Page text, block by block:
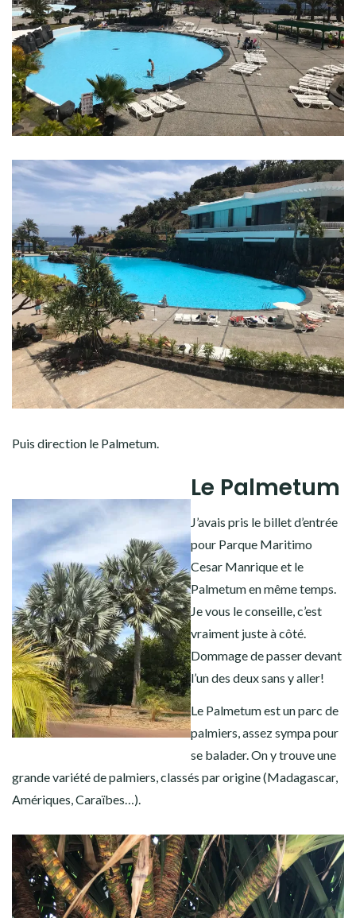
Puis direction le Palmetum.
Le Palmetum
J’avais pris le billet d’entrée
pour Parque Maritimo
Cesar Manrique et le
Palmetum en même temps.
Je vous le conseille, c’est
vraiment juste à côté.
Dommage de passer devant
l’un des deux sans y aller!
Le Palmetum est un parc de
palmiers, assez sympa pour
se balader. On y trouve une
grande variété de palmiers, classés par origine (Madagascar,
Amériques, Caraïbes…).